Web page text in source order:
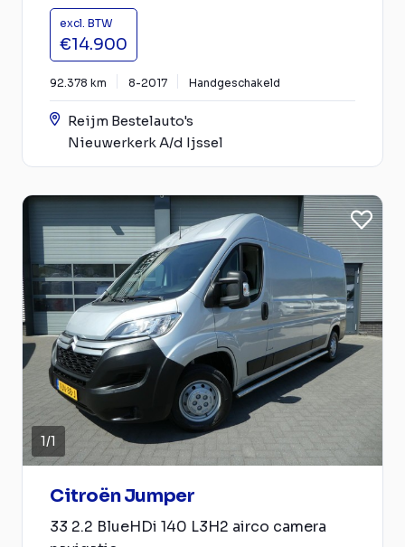
excl. BTW
€14.900
92.378 km 8-2017 Handgeschakeld
Reijm Bestelauto's
Nieuwerkerk A/d Ijssel
1/1
Citroën Jumper
33 2.2 BlueHDi 140 L3H2 airco camera